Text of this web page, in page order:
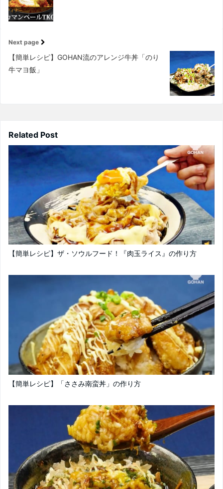
Next page
【簡単レシピ】GOHAN流のアレンジ牛丼「のり
牛マヨ飯」
Related Post
【簡単レシピ】ザ・ソウルフード！『肉玉ライス』の作り方
【簡単レシピ】「ささみ南蛮丼」の作り方